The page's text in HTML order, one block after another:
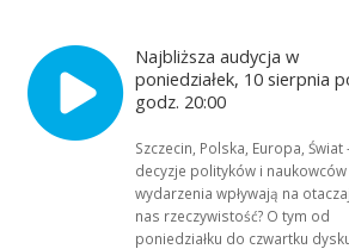
Najbliższa audycja w
poniedziałek, 10 sierpnia
godz. 20:00
Szczecin, Polska, Europa, Świat
decyzje polityków i
wydarzenia wpływają na
nas rzeczywistość? O tym od
poniedziałku do czwartku